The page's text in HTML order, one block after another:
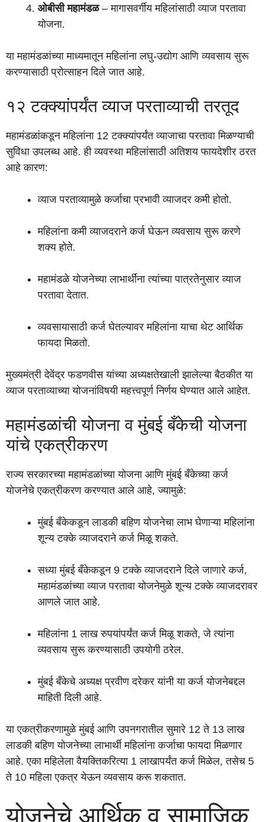
ओबीसी महामंडळ– मागासवर्गीय महिलांसाठी व्याज परतावा
योजना.
या महामंडळांच्या माध्यमातून महिलांना लघु-उद्योग आणि व्यवसाय सुरू
करण्यासाठी प्रोत्साहन दिले जात आहे.
१२ टक्क्यांपर्यंत व्याज परताव्याची तरतूद
महामंडळांकडून महिलांना 12 टक्क्यांपर्यंत व्याजाचा परतावा मिळण्याची
सुविधा उपलब्ध आहे. ही व्यवस्था महिलांसाठी अतिशय फायदेशीर ठरत
आहे कारण:
व्याज परताव्यामुळे कर्जाचा प्रभावी व्याजदर कमी होतो.
महिलांना कमी व्याजदराने कर्ज घेऊन व्यवसाय सुरू करणे
शक्य होते.
महामंडळे योजनेच्या लाभार्थींना त्यांच्या पात्रतेनुसार व्याज
परतावा देतात.
व्यवसायासाठी कर्ज घेतल्यावर महिलांना याचा थेट आर्थिक
फायदा मिळतो.
मुख्यमंत्री देवेंद्र फडणवीस यांच्या अध्यक्षतेखाली झालेल्या बैठकीत या
व्याज परताव्याच्या योजनांविषयी महत्त्वपूर्ण निर्णय घेण्यात आले आहेत.
महामंडळांची योजना व मुंबई बँकेची योजना
यांचे एकत्रीकरण
राज्य सरकारच्या महामंडळांच्या योजना आणि मुंबई बँकेच्या कर्ज
योजनेचे एकत्रीकरण करण्यात आले आहे, ज्यामुळे:
मुंबई बँकेकडून लाडकी बहिण योजनेचा लाभ घेणाऱ्या महिलांना
शून्य टक्के व्याजदराने कर्ज मिळू शकते.
सध्या मुंबई बँकेकडून 9 टक्के व्याजदराने दिले जाणारे कर्ज,
महामंडळांच्या व्याज परतावा योजनेमुळे शून्य टक्के व्याजदरावर
आणले जात आहे.
महिलांना 1 लाख रुपयांपर्यंत कर्ज मिळू शकते, जे त्यांना
व्यवसाय सुरू करण्यासाठी उपयोगी ठरेल.
मुंबई बँकेचे अध्यक्ष प्रवीण दरेकर यांनी या कर्ज योजनेबद्दल
माहिती दिली आहे.
या एकत्रीकरणामुळे मुंबई आणि उपनगरातील सुमारे 12 ते 13 लाख
लाडकी बहिण योजनेच्या लाभार्थी महिलांना कर्जाचा फायदा मिळणार
आहे. एका महिलेला वैयक्तिकरित्या 1 लाखापर्यंत कर्ज मिळेल, तसेच 5
ते 10 महिला एकत्र येऊन व्यवसाय करू शकतात.
योजनेचे आर्थिक व सामाजिक